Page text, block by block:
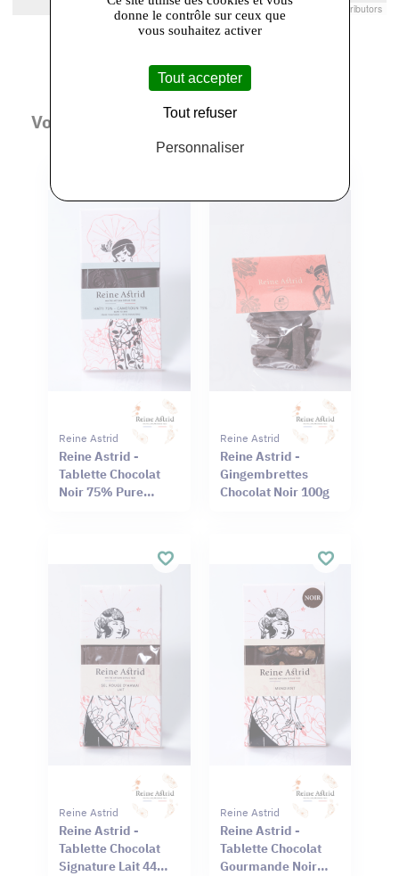
Leaflet |© Openstreetmap France | ©OpenStreetMap contributors
Vous aimerez aussi
Reine Astrid
Reine Astrid -
Tablette Chocolat
Noir 75% Pure
Reine Astrid
Reine Astrid -
Gingembrettes
Chocolat Noir 100g
Reine Astrid
Reine Astrid -
Tablette Chocolat
Signature Lait 44%
Reine Astrid
Reine Astrid -
Tablette Chocolat
Gourmande Noir
donne le contrôle sur ceux que
vous souhaitez activer
Tout accepter
Tout refuser
Personnaliser